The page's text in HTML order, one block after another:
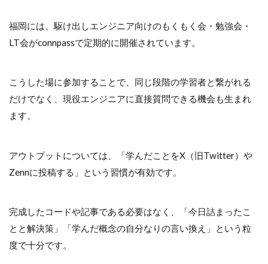
福岡には、駆け出しエンジニア向けのもくもく会・勉強会・
LT会がconnpassで定期的に開催されています。
こうした場に参加することで、同じ段階の学習者と繋がれる
だけでなく、現役エンジニアに直接質問できる機会も生まれ
ます。
アウトプットについては、「学んだことをX（旧Twitter）や
Zennに投稿する」という習慣が有効です。
完成したコードや記事である必要はなく、「今日詰まったこ
とと解決策」「学んだ概念の自分なりの言い換え」という粒
度で十分です。